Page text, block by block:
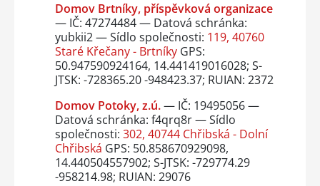
Domov Brtníky, příspěvková organizace
— IČ: 47274484 — Datová schránka:
yubkii2 — Sídlo společnosti: 119, 40760
Staré Křečany - BrtníkyGPS:
50.947590924164, 14.441419016028; S-
JTSK: -728365.20 -948423.37; RUIAN: 2372
Domov Potoky, z.ú.— IČ: 19495056 —
Datová schránka: f4qrq8r — Sídlo
společnosti: 302, 40744 Chřibská - Dolní
Chřibská GPS: 50.858670929098,
14.440504557902; S-JTSK: -729774.29
-958214.98; RUIAN: 29076